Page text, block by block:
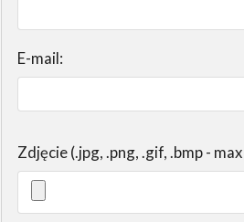
E-mail:
Zdjęcie (.jpg, .png, .gif, .bmp -